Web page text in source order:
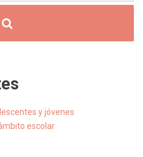
y jóvenes
escolar